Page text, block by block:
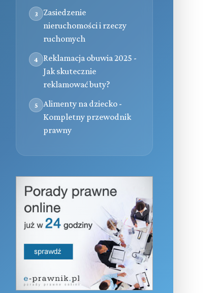
3
Zasiedzenie
nieruchomości i rzeczy
ruchomych
4
Reklamacja obuwia 2025 -
Jak skutecznie
reklamować buty?
5
Alimenty na dziecko -
Kompletny przewodnik
prawny